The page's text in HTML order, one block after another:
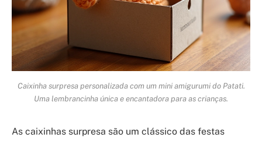
Caixinha surpresa personalizada com um mini amigurumi do Patati.
Uma lembrancinha única e encantadora para as crianças.
As caixinhas surpresa são um clássico das festas